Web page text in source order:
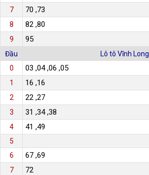
7 70 ,73
8 82 ,80
9 95
Đầu
Lô tô Vĩnh Long
0
03 ,04 ,06 ,05
1 16 ,16
2 22 ,27
3 31 ,34 ,38
4 41 ,49
5
6
67 ,69
7 72